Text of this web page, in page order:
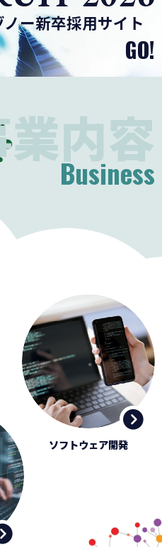
ー新卒採用サイト
GO!
内容
Business
ソフトウェア開発